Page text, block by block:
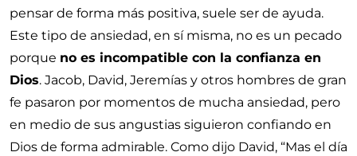
pensar de forma más positiva, suele ser de ayuda.
Este tipo de ansiedad, en sí misma, no es un pecado
porque no es incompatible con la confianza en
Dios. Jacob, David, Jeremías y otros hombres de gran
fe pasaron por momentos de mucha ansiedad, pero
en medio de sus angustias siguieron confiando en
Dios de forma admirable. Como dijo David, Mas el día